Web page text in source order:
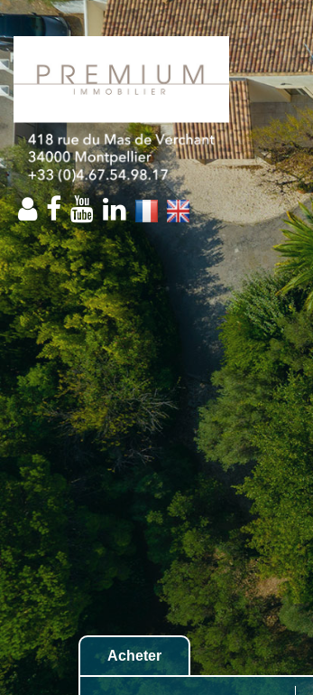
Acheter